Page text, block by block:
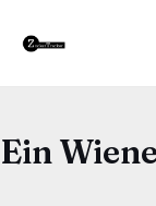
Ein